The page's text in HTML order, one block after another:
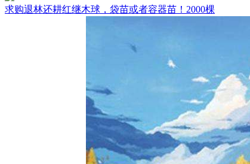
求购退林还耕红继木球，袋苗或者容器苗！2000棵